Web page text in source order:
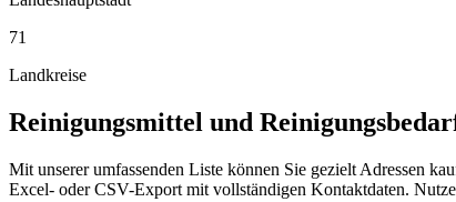
71
Landkreise
Reinigungsmittel und
Mit unserer umfassenden Liste können Sie gezielt Adressen
Excel- oder CSV-Export mit vollständigen Kontaktdaten.